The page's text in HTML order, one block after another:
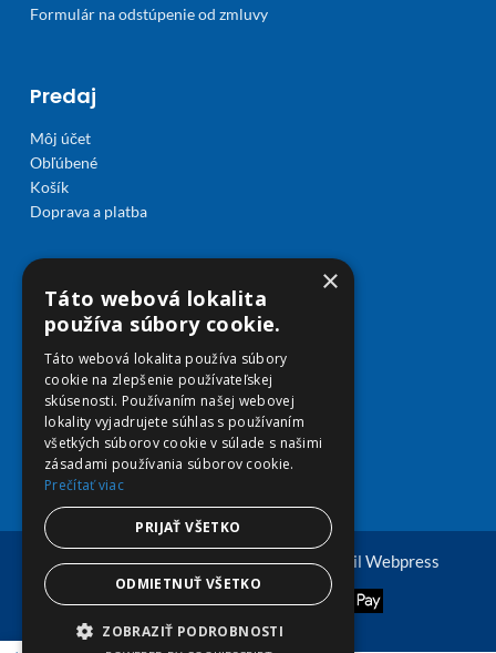
Formulár na odstúpenie od zmluvy
Predaj
Môj účet
Obľúbené
Košík
Doprava a platba
© Copyright 2026 viplekaren.sk | Vytvoril Webpress
×
Táto webová lokalita
používa súbory cookie.
Táto webová lokalita používa súbory
cookie na zlepšenie používateľskej
skúsenosti. Používaním našej webovej
lokality vyjadrujete súhlas s používaním
všetkých súborov cookie v súlade s našimi
zásadami používania súborov cookie.
Prečítať viac
PRIJAŤ VŠETKO
ODMIETNUŤ VŠETKO
ZOBRAZIŤ PODROBNOSTI